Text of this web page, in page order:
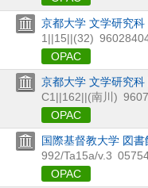
京都大学 文学研究科
1||15||(32)
OPAC
京都大学 文学研究科
C1||162||(南川)
OPAC
国際基督教大学 図書
992/Ta15a/v.3
OPAC